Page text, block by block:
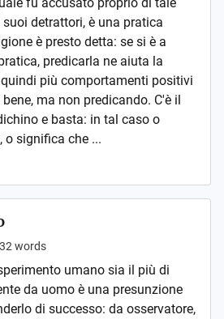
detrattori, è una pratica
è presto detta: se si è a
predicarla ne aiuta la
più comportamenti positivi
ma non predicando. C'è il
e basta: in tal caso o
o significa che ...
32 words
umano sia il più di
da uomo è una presunzione
di successo: da osservatore,